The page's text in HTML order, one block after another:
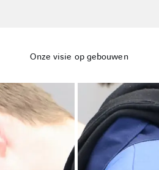
Onze visie op gebouwen